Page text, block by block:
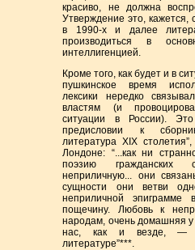
красиво, не должна
Утверждение это, кажется,
в 1990-х и далее
производиться в
интеллигенцией.
Кроме того, как будет и в
пушкинское время
лексики нередко
властям (и
ситуации в России).
предисловии к
литература XIX
Лондоне: “...как ни
поэзию гражданских
неприличную... они
сущности они ветви
неприличной эпиграмме
пощечину. Любовь к
народам, очень домашняя у
нас, как и везде, —
литературе”***.